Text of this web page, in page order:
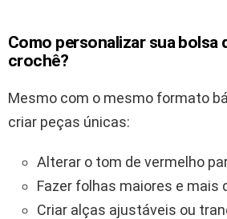
Como personalizar sua bolsa
crochê?
Mesmo com o mesmo formato
criar peças únicas:
Alterar o tom de vermelho
Fazer folhas maiores e mais
Criar alças ajustáveis ou